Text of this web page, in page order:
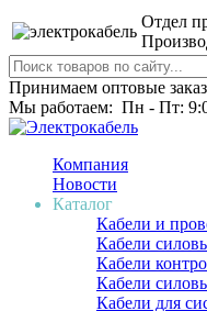
Отдел
Принимаем оптовые
Мы работаем: Пн - Пт:
Компания
Новости
Каталог
Кабели и
Кабели
Кабели
Кабели
Кабели для